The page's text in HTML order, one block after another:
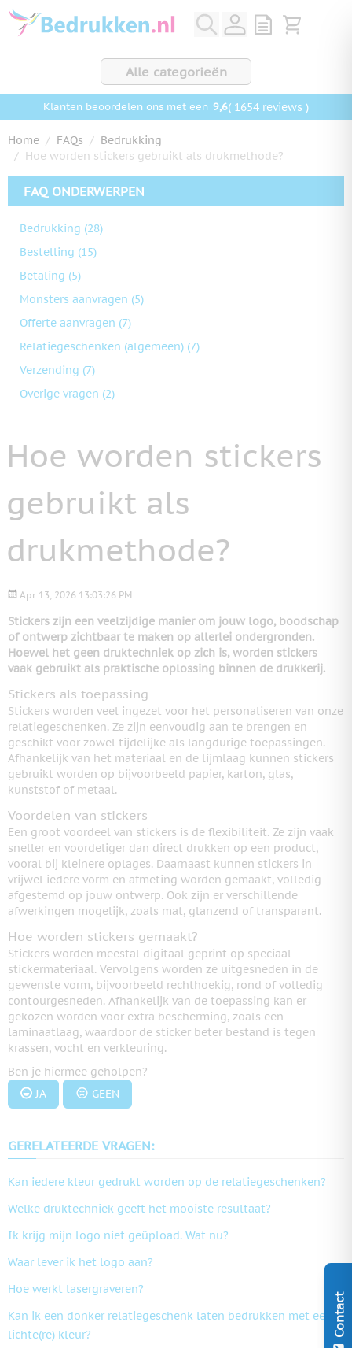
Contact
Ga naar de inhoud
View quote,
Bekijk
Alle categorieën
Klanten beoordelen ons met een 9,6( 1654 reviews )
Home / FAQs / Bedrukking
/ Hoe worden stickers gebruikt als drukmethode?
Hoe worden stickers
gebruikt als
drukmethode?
Apr 13, 2026 13:03:26 PM
Stickers zijn een veelzijdige manier om jouw logo, boodschap
of ontwerp zichtbaar te maken op allerlei ondergronden.
Hoewel het geen druktechniek op zich is, worden stickers
vaak gebruikt als praktische oplossing binnen de drukkerij.
Stickers als toepassing
Stickers worden veel ingezet voor het personaliseren van onze
relatiegeschenken. Ze zijn eenvoudig aan te brengen en
geschikt voor zowel tijdelijke als langdurige toepassingen.
Afhankelijk van het materiaal en de lijmlaag kunnen stickers
gebruikt worden op bijvoorbeeld papier, karton, glas,
kunststof of metaal.
Voordelen van stickers
Een groot voordeel van stickers is de flexibiliteit. Ze zijn vaak
sneller en voordeliger dan direct drukken op een product,
vooral bij kleinere oplages. Daarnaast kunnen stickers in
vrijwel iedere vorm en afmeting worden gemaakt, volledig
afgestemd op jouw ontwerp. Ook zijn er verschillende
afwerkingen mogelijk, zoals mat, glanzend of transparant.
Hoe worden stickers gemaakt?
Stickers worden meestal digitaal geprint op speciaal
stickermateriaal. Vervolgens worden ze uitgesneden in de
gewenste vorm, bijvoorbeeld rechthoekig, rond of volledig
contourgesneden. Afhankelijk van de toepassing kan er
gekozen worden voor extra bescherming, zoals een
laminaatlaag, waardoor de sticker beter bestand is tegen
krassen, vocht en verkleuring.
Ben je hiermee geholpen?
JA
GEEN
GERELATEERDE VRAGEN:
Kan iedere kleur gedrukt worden op de relatiegeschenken?
Welke druktechniek geeft het mooiste resultaat?
Ik krijg mijn logo niet geüpload. Wat nu?
Waar lever ik het logo aan?
Hoe werkt lasergraveren?
Kan ik een donker relatiegeschenk laten bedrukken met een
lichte(re) kleur?
FAQ ONDERWERPEN
Bedrukking (28)
Bestelling (15)
Betaling (5)
Monsters aanvragen (5)
Offerte aanvragen (7)
Relatiegeschenken (algemeen) (7)
Verzending (7)
Overige vragen (2)